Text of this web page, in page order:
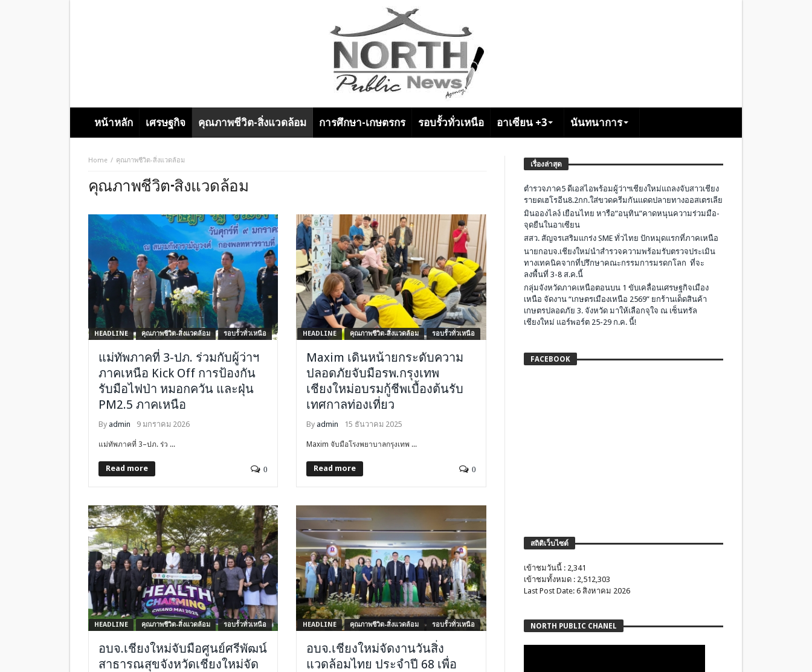
หน้าหลัก เศรษฐกิจ คุณภาพชีวิต-สิ่งแวดล้อม การศึกษา-เกษตรกร รอบรั้วทั่วเหนือ อาเซียน +3 นันทนาการ
Home คุณภาพชีวิต-สิ่งแวดล้อม
คุณภาพชีวิต-สิ่งแวดล้อม
HEADLINE คุณภาพชีวิต-สิ่งแวดล้อม รอบรั้วทั่วเหนือ
แม่ทัพภาคที่ 3-ปภ. ร่วมกับผู้ว่าฯ
ภาคเหนือ Kick Off การป้องกัน
รับมือไฟป่า หมอกควัน และฝุ่น
PM2.5 ภาคเหนือ
By admin 9 มกราคม 2026
แม่ทัพภาคที่ 3–ปภ. ร่ว ...
Read more 0
HEADLINE คุณภาพชีวิต-สิ่งแวดล้อม รอบรั้วทั่วเหนือ
Maxim เดินหน้ายกระดับความ
ปลอดภัยจับมือรพ.กรุงเทพ
เชียงใหม่อบรมกู้ชีพเบื้องต้นรับ
เทศกาลท่องเที่ยว
By admin 15 ธันวาคม 2025
Maxim จับมือโรงพยาบาลกรุงเทพ ...
Read more 0
HEADLINE คุณภาพชีวิต-สิ่งแวดล้อม รอบรั้วทั่วเหนือ
อบจ.เชียงใหม่จับมือศูนย์ศรีพัฒน์
สาธารณสุขจังหวัดเชียงใหม่จัด
HEADLINE คุณภาพชีวิต-สิ่งแวดล้อม รอบรั้วทั่วเหนือ
อบจ.เชียงใหม่จัดงานวันสิ่ง
แวดล้อมไทย ประจำปี 68 เพื่อ
เรื่องล่าสุด
ตำรวจภาค5 ดีเอสไอพร้อมผู้ว่าฯเชียงใหม่แถลงจับสาวเชียง
รายดเฮโรอีน8.2กก.ใส่ขวดครีมกันแดดปลายทางออสเตรเลีย
มินอองไลง์ เยือนไทย หารือ”อนุทิน”คาดหนุนความร่วมมือ-
จุดยืนในอาเซียน
สสว. สัญจรเสริมแกร่ง SME ทั่วไทย ปักหมุดแรกที่ภาคเหนือ
นายกอบจ.เชียงใหม่นำสำรวจความพร้อมรับตรวจประเมิน
ทางเทคนิคจากที่ปรึกษาคณะกรรมการมรดกโลก ที่จะ
ลงพื้นที่ 3-8 ส.ค.นี้
กลุ่มจังหวัดภาคเหนือตอนบน 1 ขับเคลื่อนเศรษฐกิจเมือง
เหนือ จัดงาน “เกษตรเมืองเหนือ 2569” ยกร้านเด็ดสินค้า
เกษตรปลอดภัย 3. จังหวัด มาให้เลือกจุใจ ณ เซ็นทรัล
เชียงใหม่ แอร์พอร์ต 25-29 ก.ค. นี้!
FACEBOOK
สถิติเว็บไซต์
เข้าชมวันนี้ : 2,341
เข้าชมทั้งหมด : 2,512,303
Last Post Date: 6 สิงหาคม 2026
NORTH PUBLIC CHANEL